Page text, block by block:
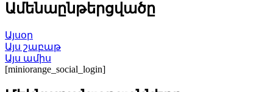
Ամենաընթերցվածը
Այսօր
Այս շաբաթ
Այս ամիս
[miniorange_social_login]